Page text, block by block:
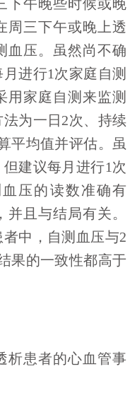
下午晚些时候或晚
周三下午或晚上透
血压。虽然尚不确
进行1次家庭自测
用家庭自测来监测
为一日2次、持续
平均值并评估。虽
建议每月进行1次
压的读数准确有
且与结局有关。
中，自测血压与2
果的一致性都高于
析患者的心血管事